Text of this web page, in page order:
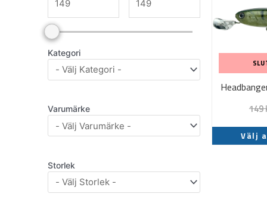
Kategori
Varumärke
Storlek
149
Välj